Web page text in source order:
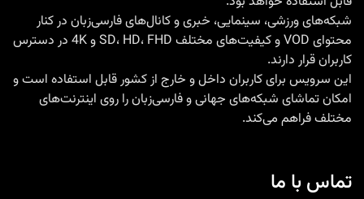
با
شبکه‌های ورزشی، سینمایی، خبری و کانال‌های فارسی‌زبان در کنار
محتوای VOD و کیفیت‌های مختلف SD، HD، FHD و 4K در دسترس
کاربران قرار دارند.
این سرویس برای کاربران داخل و خارج از کشور قابل استفاده است و
امکان تماشای شبکه‌های جهانی و فارسی‌زبان را روی اینترنت‌های
مختلف فراهم می‌کند.
تماس با ما